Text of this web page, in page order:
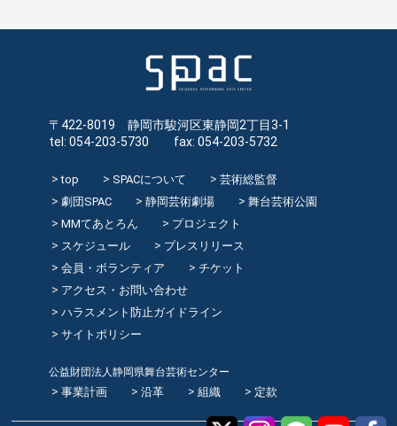
〒422-8019 静岡市駿河区東静岡2丁目3-1
tel: 054-203-5730 fax: 054-203-5732
top SPACについて
芸術総監督
劇団SPAC
静岡芸術劇場
舞台芸術公園
MMてあとろん
プロジェクト
スケジュール
プレスリリース
会員・ボランティア
チケット
アクセス・お問い合わせ
ハラスメント防止ガイドライン
サイトポリシー
公益財団法人静岡県舞台芸術センター
事業計画 沿革 組織 定款